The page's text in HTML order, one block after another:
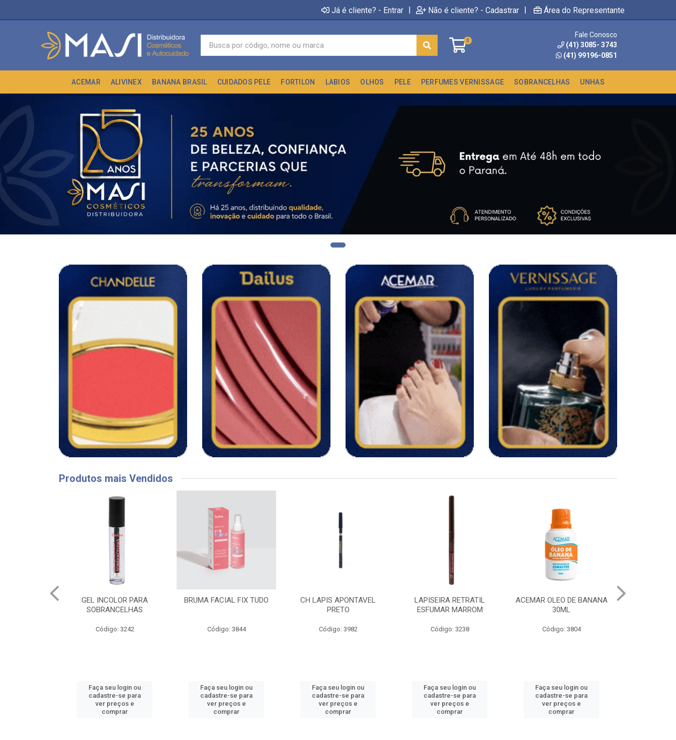
Já é cliente? - Entrar | Não é cliente? - Cadastrar | Área do Representante
0
Fale Conosco
(41) 3085- 3743
(41) 99196-0851
ACEMAR ALIVINEX BANANA BRASIL CUIDADOS PELE FORTILON LABIOS OLHOS PELE PERFUMES VERNISSAGE SOBRANCELHAS UNHAS
Produtos mais Vendidos
BRUMA FACIAL FIX TUDO
Código: 3844
Faça seu login ou
cadastre-se para
ver preços e
comprar
CH LAPIS APONTAVEL
Código: 3982
Faça seu login ou
cadastre-se para
ver preços e
comprar
LAPISEIRA RETRATIL
ESFUMAR MARROM
Código: 3238
Faça seu login ou
cadastre-se para
ver preços e
comprar
ACEMAR OLEO DE BANANA
30ML
Código: 3804
Faça seu login ou
cadastre-se para
ver preços e
comprar
CH LAPIS APONTAVEL
MARROM
Código: 3980
Faça seu login ou
cadastre-se para
ver preços e
comprar